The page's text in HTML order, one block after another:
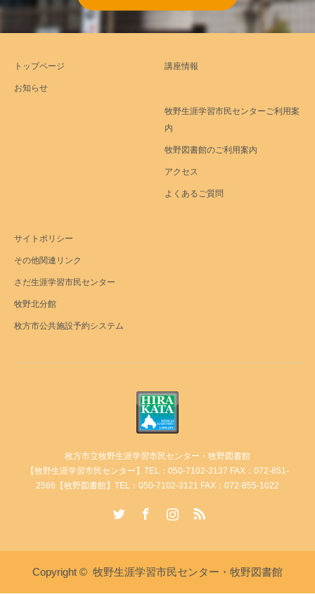
トップページ
お知らせ
講座情報
牧野生涯学習市民センターご利用案
内
牧野図書館のご利用案内
アクセス
よくあるご質問
サイトポリシー
その他関連リンク
さだ生涯学習市民センター
牧野北分館
枚方市公共施設予約システム
枚方市立牧野生涯学習市民センター・牧野図書館
【牧野生涯学習市民センター】TEL：050-7102-3137 FAX：072-851-
2566【牧野図書館】TEL：050-7102-3121 FAX：072-855-1022
Copyright © 牧野生涯学習市民センター・牧野図書館